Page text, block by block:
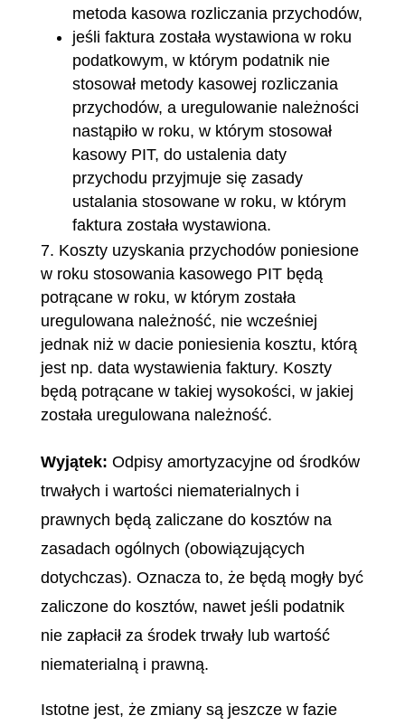
metoda kasowa rozliczania przychodów,
jeśli faktura została wystawiona w roku
podatkowym, w którym podatnik nie
stosował metody kasowej rozliczania
przychodów, a uregulowanie należności
nastąpiło w roku, w którym stosował
kasowy PIT, do ustalenia daty
przychodu przyjmuje się zasady
ustalania stosowane w roku, w którym
faktura została wystawiona.
Koszty uzyskania przychodów poniesione
w roku stosowania kasowego PIT będą
potrącane w roku, w którym została
uregulowana należność, nie wcześniej
jednak niż w dacie poniesienia kosztu, którą
jest np. data wystawienia faktury. Koszty
będą potrącane w takiej wysokości, w jakiej
została uregulowana należność.
Wyjątek: Odpisy amortyzacyjne od środków
trwałych i wartości niematerialnych i
prawnych będą zaliczane do kosztów na
zasadach ogólnych (obowiązujących
dotychczas). Oznacza to, że będą mogły być
zaliczone do kosztów, nawet jeśli podatnik
nie zapłacił za środek trwały lub wartość
niematerialną i prawną.
Istotne jest, że zmiany są jeszcze w fazie